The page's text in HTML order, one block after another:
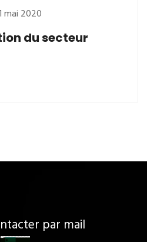
mai 2020
du secteur
par mail